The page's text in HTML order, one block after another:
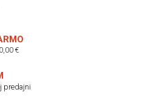
€
predajni